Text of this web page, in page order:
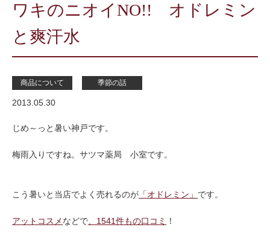
ワキのニオイNO!! オドレミン
と爽汗水
商品について 季節の話
2013.05.30
じめ～っと暑い神戸です。
梅雨入りですね。サツマ薬局 小室です。
こう暑いと当店でよく売れるのが 「オドレミン」 です。
アットコスメなどで 、1541件もの口コミ ！